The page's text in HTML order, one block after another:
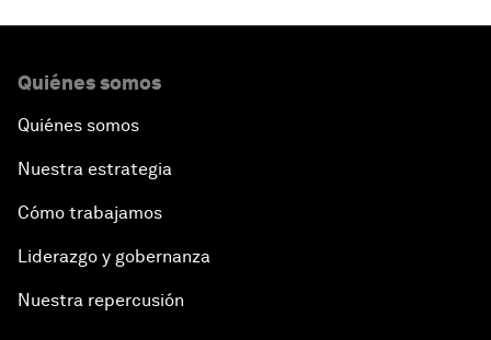
Quiénes somos
Quiénes somos
Nuestra estrategia
Cómo trabajamos
Liderazgo y gobernanza
Nuestra repercusión